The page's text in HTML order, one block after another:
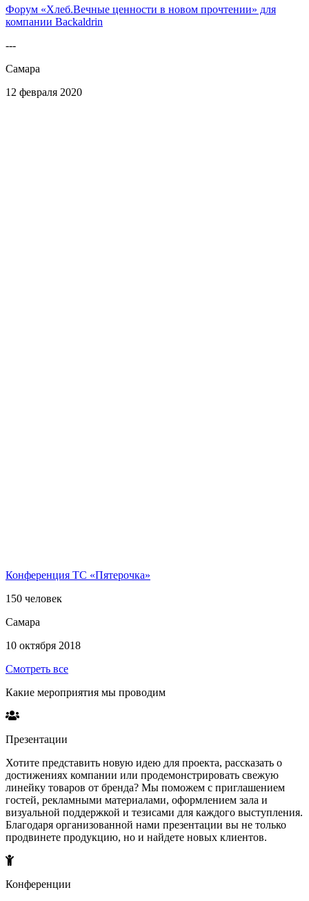
Форум «Хлеб.Вечные ценности в новом прочтении» для
компании Backaldrin
---
Самара
12 февраля 2020
Конференция ТС «Пятерочка»
150 человек
Самара
10 октября 2018
Смотреть все
Какие мероприятия мы проводим
Презентации
Хотите представить новую идею для проекта, рассказать о
достижениях компании или продемонстрировать свежую
линейку товаров от бренда? Мы поможем с приглашением
гостей, рекламными материалами, оформлением зала и
визуальной поддержкой и тезисами для каждого выступления.
Благодаря организованной нами презентации вы не только
продвинете продукцию, но и найдете новых клиентов.
Конференции